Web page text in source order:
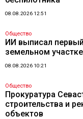
08.08.2026 12:51
Общество
ИИ выписал
земельном
08.08.2026 10:21
Общество
Прокуратура
строительства и
объектов